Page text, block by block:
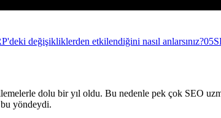
değişikliklerden etkilendiğini nasıl anlarsınız?05
dolu bir yıl oldu. Bu nedenle pek çok SEO
bu yöndeydi.